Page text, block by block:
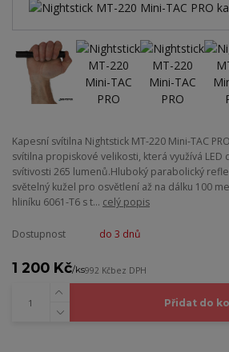
Kapesní svítilna Nightstick MT-220 Mini-TAC
svítilna propiskové velikosti, která využívá LED
svítivosti 265 lumenů.Hluboký parabolický
světelný kužel pro osvětlení až na dálku 100
hliníku 6061-T6 s t... celý popis
Dostupnost do 3 dnů
1 200 Kč/ks992 Kčbez DPH
Přidat do